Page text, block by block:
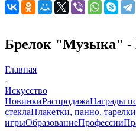
Брелок "Музыка" -
Главная
-
Искусство
НовинкиРаспродажаНаграды
стеклаПлакетки, панно, тарелки
игрыОбразованиеПрофессии